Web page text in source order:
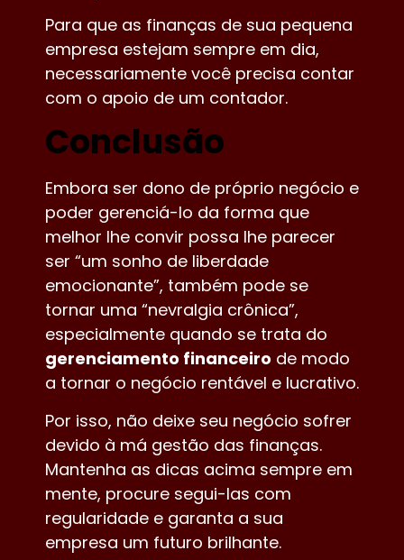
Para que as finanças de sua pequena
empresa estejam sempre em dia,
necessariamente você precisa contar
com o apoio de um contador.
Conclusão
Embora ser dono de próprio negócio e
poder gerenciá-lo da forma que
melhor lhe convir possa lhe parecer
ser “um sonho de liberdade
emocionante”, também pode se
tornar uma “nevralgia crônica”,
especialmente quando se trata do
gerenciamento financeiro de modo
a tornar o negócio rentável e lucrativo.
Por isso, não deixe seu negócio sofrer
devido à má gestão das finanças.
Mantenha as dicas acima sempre em
mente, procure segui-las com
regularidade e garanta a sua
empresa um futuro brilhante.